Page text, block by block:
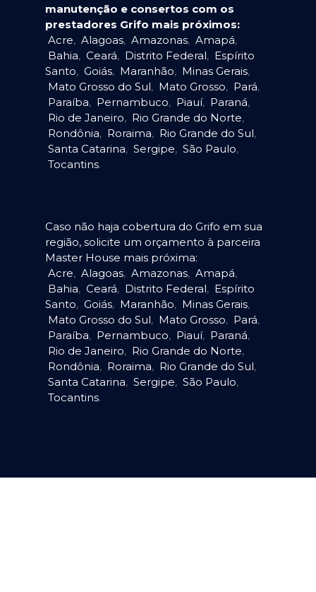
manutenção e consertos com os
prestadores Grifo mais próximos:
Acre, Alagoas, Amazonas, Amapá,
Bahia, Ceará, Distrito Federal, Espírito
Santo, Goiás, Maranhão, Minas Gerais,
Mato Grosso do Sul, Mato Grosso, Pará,
Paraíba, Pernambuco, Piauí, Paraná,
Rio de Janeiro, Rio Grande do Norte,
Rondônia, Roraima, Rio Grande do Sul,
Santa Catarina, Sergipe, São Paulo,
Tocantins.
Caso não haja cobertura do Grifo em sua
região, solicite um orçamento à parceira
Master House mais próxima:
Acre, Alagoas, Amazonas, Amapá,
Bahia, Ceará, Distrito Federal, Espírito
Santo, Goiás, Maranhão, Minas Gerais,
Mato Grosso do Sul, Mato Grosso, Pará,
Paraíba, Pernambuco, Piauí, Paraná,
Rio de Janeiro, Rio Grande do Norte,
Rondônia, Roraima, Rio Grande do Sul,
Santa Catarina, Sergipe, São Paulo,
Tocantins.